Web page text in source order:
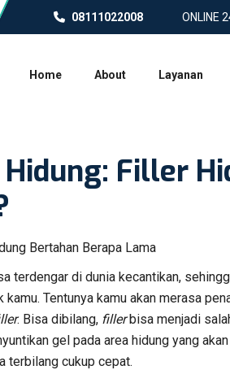
08111022008 ONLINE
Home About Layanan
Filler
terdengar di dunia kecantikan,
kamu. Tentunya kamu akan merasa
. Bisa dibilang, fillerbisa menjadi
gel pada area hidung yang
terbilang cukup cepat.